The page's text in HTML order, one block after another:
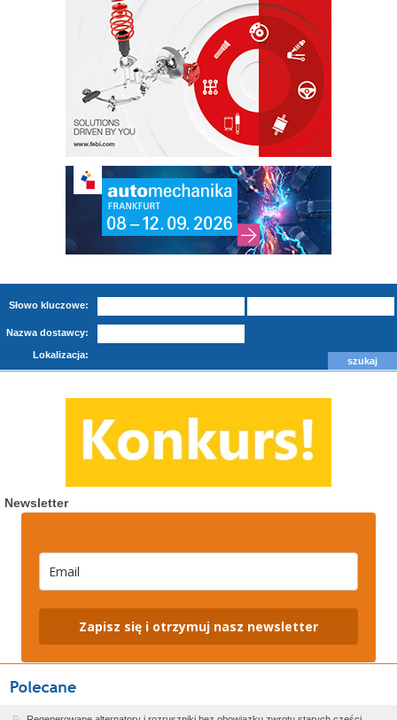
Słowo kluczowe:
Nazwa dostawcy:
Lokalizacja:
Newsletter
Zapisz się i otrzymuj nasz newsletter